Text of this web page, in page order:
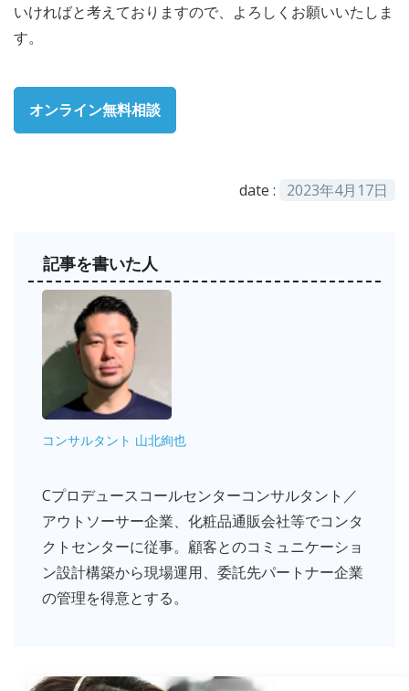
いければと考えておりますので、よろしくお願いいたしま
す。
オンライン無料相談
date : 2023年4月17日
記事を書いた人
コンサルタント 山北絢也
Cプロデュースコールセンターコンサルタント／
アウトソーサー企業、化粧品通販会社等でコンタ
クトセンターに従事。顧客とのコミュニケーショ
ン設計構築から現場運用、委託先パートナー企業
の管理を得意とする。